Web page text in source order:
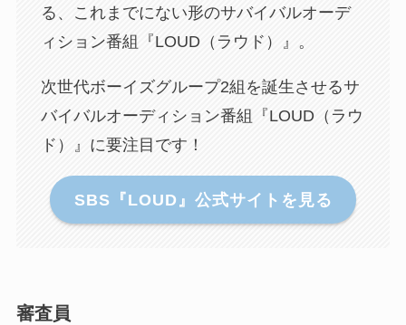
る、これまでにない形のサバイバルオーデ
ィション番組『LOUD（ラウド）』。
次世代ボーイズグループ2組を誕生させるサ
バイバルオーディション番組『LOUD（ラウ
ド）』に要注目です！
SBS『LOUD』公式サイトを見る
審査員